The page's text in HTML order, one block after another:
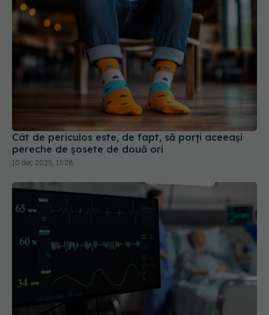
Cât de periculos este, de fapt, să porți aceeași
pereche de șosete de două ori
10 dec 2025, 13:28